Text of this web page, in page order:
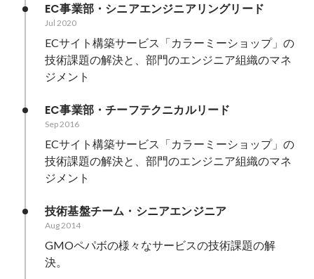
EC事業部・シニアエンジニアリングリード
Jul 2020
ECサイト構築サービス「カラーミーショップ」の
技術課題の解決と、部門のエンジニア組織のマネ
ジメント
EC事業部・チーフテクニカルリード
Sep 2016
ECサイト構築サービス「カラーミーショップ」の
技術課題の解決と、部門のエンジニア組織のマネ
ジメント
技術基盤チーム・シニアエンジニア
Aug 2014
GMOペパボの様々なサービスの技術課題の解
決。